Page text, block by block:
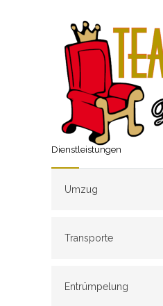
Dienstleistungen
Umzug
Transporte
Entrümpelung